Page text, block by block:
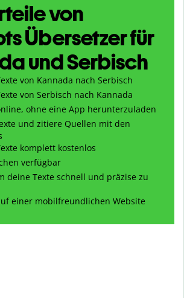
von
Übersetzer für
und Serbisch
von Kannada nach Serbisch
von Serbisch nach Kannada
ohne eine App herunterzuladen
und zitiere Quellen mit den
komplett kostenlos
verfügbar
deine Texte schnell und präzise zu
einer mobilfreundlichen Website